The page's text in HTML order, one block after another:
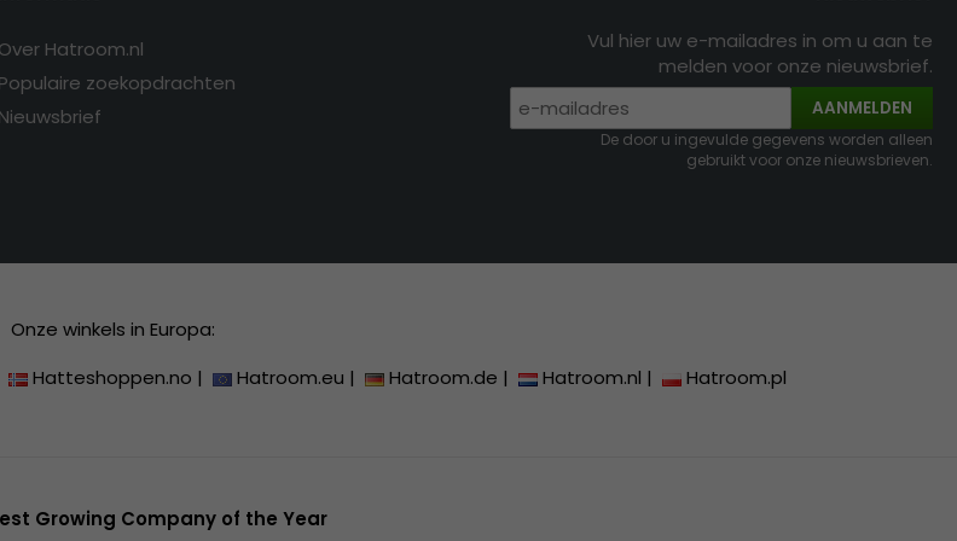
Over Hatroom.nl
Populaire zoekopdrachten
Nieuwsbrief
Vul hier uw e-mailadres in om u aan te
melden voor onze nieuwsbrief.
AANMELDEN
De door u ingevulde gegevens worden alleen
gebruikt voor onze nieuwsbrieven.
Onze winkels in Europa:
Hatteshoppen.no | Hatroom.eu | Hatroom.de | Hatroom.nl | Hatroom.pl
Growing Company of the Year